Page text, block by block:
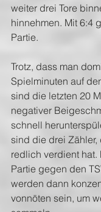
weiter drei Tore
hinnehmen. Mit 6:4
Partie.
Trotz, dass man
Spielminuten auf
sind die letzten 20
negativer
schnell
sind die drei Zähler,
redlich verdient hat.
Partie gegen den
werden dann
vonnöten sein, um